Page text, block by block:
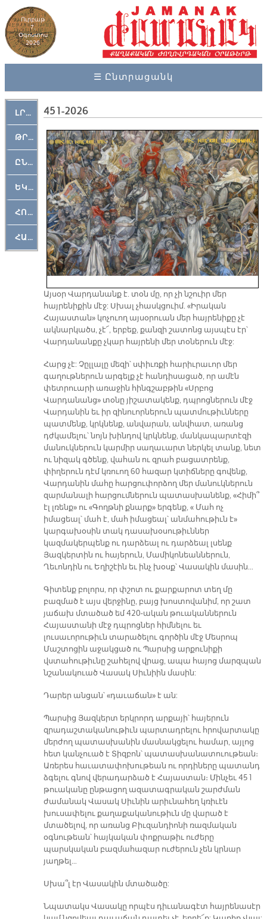
Ուրբաթ
7,
Օգոստոս
2026
☰ Ընտրացանկ
ԼՐԱՀՈՍ
ԹՐՔԱՀԱՅ ԿԵԱՆՔ
ԸՆԿԵՐԱՄՇԱԿՈՒԹԱՅԻՆ
ԵԿԵՂԵՑԱԿԱՆ
ՀՈԳԵՄՏԱՒՈՐ
ՀԱՐԹԱԿ
451-2026
Այսօր Վարդանանք է. տօն մը, որ չի նշուիր մեր
հայրենիքին մէջ: Սխալ չհասկցուիմ. «Իրական
Հայաստան» կոչուող այսօրուան մեր հայրենիքը չէ
ակնարկածս, չէ՜, երբեք, քանզի շատոնց այսպէս էր՝
Վարդանանքը չկար հայրենի մեր տօներուն մէջ:
Հարց չէ: Չըլլալը մեզի՝ սփիւռքի հարիւրաւոր մեր
գաղութներուն արգելք չէ հանդիսացած, որ ամէն
փետրուարի առաջին հինգշաբթին «Սրբոց
Վարդանանց» տօնը յիշատակենք, դպրոցներուն մէջ
Վարդանին եւ իր զինուորներուն պատմութիւնները
պատմենք, կրկնենք, անվարան, անվհատ, առանց
դժկամելու՝ նոյն խինդով կրկնենք, մանկապարտէզի
մանուկներուն կարմիր սաղաւարտ ներկել տանք, նետ
ու նիզակ գծենք, վահան ու զրահ բացատրենք,
փիղերուն դէմ կռուող 60 հազար կտիճները գովենք,
Վարդանին մահը հարցուփորձող մեր մանուկներուն
զարմանալի հարցումներուն պատասխանենք, «Հիմի՞
էլ լռենք» ու «Գողթնի քնարք» երգենք, « Մահ ոչ
իմացեալ՝ մահ է, մահ իմացեալ՝ անմահութիւն է»
կարգախօսին տակ դասախօսութիւններ
կազմակերպենք ու դարձեալ ու դարձեալ լսենք
Յազկերտին ու հայերուն, Մամիկոնեաններուն,
Ղեւոնդին ու Եղիշէին եւ ինչ խօսք՝ Վասակին մասին…
Գիտենք բոլորս, որ փշոտ ու քարքարոտ տեղ մը
բազմած է այս վերջինը, բայց խոստովանիմ, որ շատ
յաճախ մտածած եմ 420-ական թուականներուն
Հայաստանի մէջ դպրոցներ հիմնելու եւ
լուսաւորութիւն տարածելու գործին մէջ Մեսրոպ
Մաշտոցին աջակցած ու Պարսից արքունիքի
վստահութիւնը շահելով վրաց, ապա հայոց մարզպան
նշանակուած Վասակ Սիւնիին մասին:
Դարեր անցան՝ «դաւաճան» է ան:
Պարսից Յազկերտ երկրորդ արքայի՝ հայերուն
զրադաշտականութիւն պարտադրելու հրովարտակը
մերժող պատասխանին մասնակցելու համար, այլոց
հետ կանչուած է Տիզբոն՝ պատասխանատուութեան։
Առերես հաւատափոխութեան ու որդիները պատանդ
ձգելու գնով վերադարձած է Հայաստան։ Մինչեւ 451
թուականը ընթացող ազատագրական շարժման
ժամանակ Վասակ Սիւնին արիւնահեղ կռիւէն
խուսափելու քաղաքականութիւն մը վարած է
մտածելով, որ առանց Բիւզանդիոնի ռազմական
օգնութեան՝ հայկական փոքրաթիւ ուժերը
պարսկական բազմահազար ուժերուն չեն կրնար
յաղթել…
Սխա՞լ էր Վասակին մտածածը:
Նպատակս Վասակը որպէս դիւանագէտ հայրենասէր